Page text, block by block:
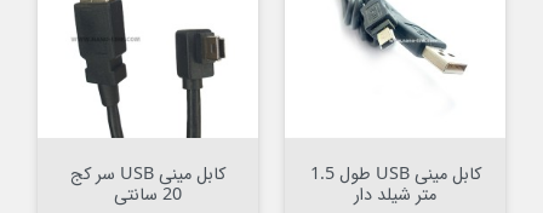
کابل مینی USB طول 1.5
متر شیلد دار
کابل مینی USB سر کج
20 سانتی